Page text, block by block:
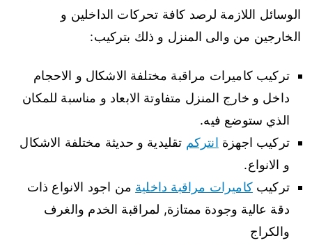
الوسائل اللازمة لرصد كافة تحركات الداخلين و
الخارجين من والى المنزل و ذلك بتركيب:
تركيب كاميرات مراقبة مختلفة الاشكال و الاحجام
داخل و خارج المنزل متفاوتة الابعاد و مناسبة للمكان
الذي ستوضع فيه.
تركيب اجهزة انتركم تقليدية و حديثة مختلفة الاشكال
و الانواع.
تركيبكاميرات مراقبة داخلية من اجود الانواع ذات
دقة عالية وجودة ممتازة, لمراقبة الخدم والغرف
والكراج